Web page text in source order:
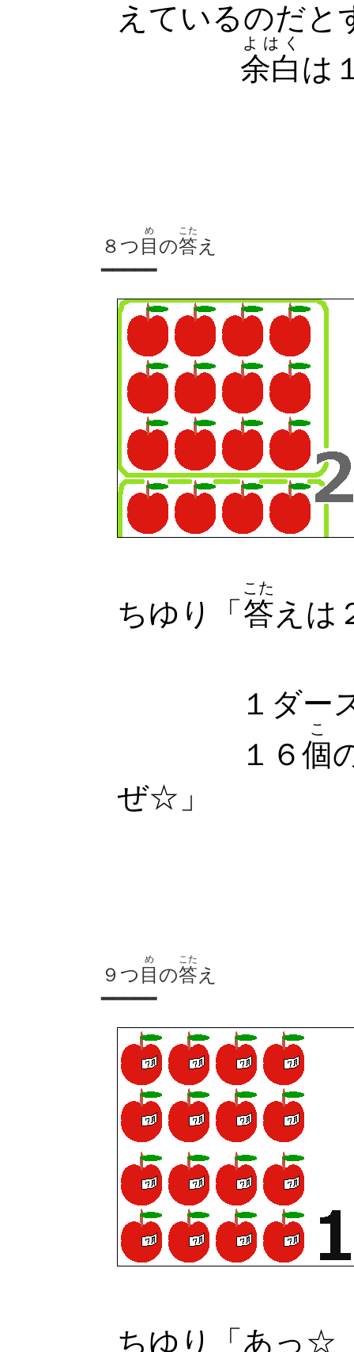
えているのだと
余白
よはく
は
８つ 目
め
の答
こた
え
━━━━━
ちゆり「 答
こた
えは
１ダース
１６ 個
こ
ぜ☆」
９つ 目
め
の答
こた
え
━━━━━
ちゆり「あっ